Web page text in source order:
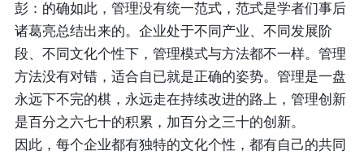
彭：的确如此，管理没有统一范式，范式是学者们事后
诸葛亮总结出来的。企业处于不同产业、不同发展阶
段、不同文化个性下，管理模式与方法都不一样。管理
方法没有对错，适合自已就是正确的姿势。管理是一盘
永远下不完的棋，永远走在持续改进的路上，管理创新
是百分之六七十的积累，加百分之三十的创新。
因此，每个企业都有独特的文化个性，都有自己的共同